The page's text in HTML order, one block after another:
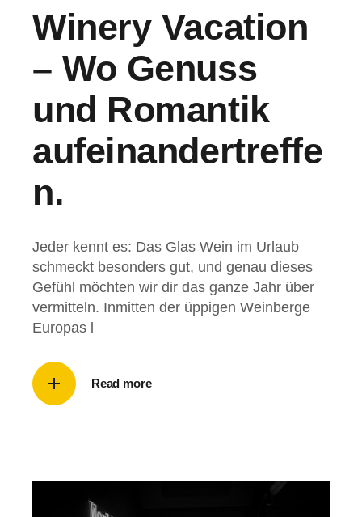
Winery Vacation
– Wo Genuss
und Romantik
aufeinandertreffe
n.
Jeder kennt es: Das Glas Wein im Urlaub
schmeckt besonders gut, und genau dieses
Gefühl möchten wir dir das ganze Jahr über
vermitteln. Inmitten der üppigen Weinberge
Europas l
Read more